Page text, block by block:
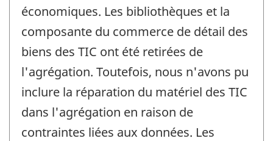
économiques. Les bibliothèques et la
composante du commerce de détail des
biens des TIC ont été retirées de
l'agrégation. Toutefois, nous n'avons pu
inclure la réparation du matériel des TIC
dans l'agrégation en raison de
contraintes liées aux données. Les